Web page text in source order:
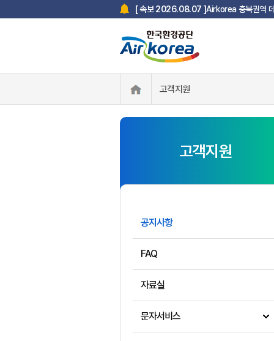
[ 속보 2026.08.07 ]Airkorea 충북권역
고객지원
고객지원
공지사항
FAQ
자료실
문자서비스